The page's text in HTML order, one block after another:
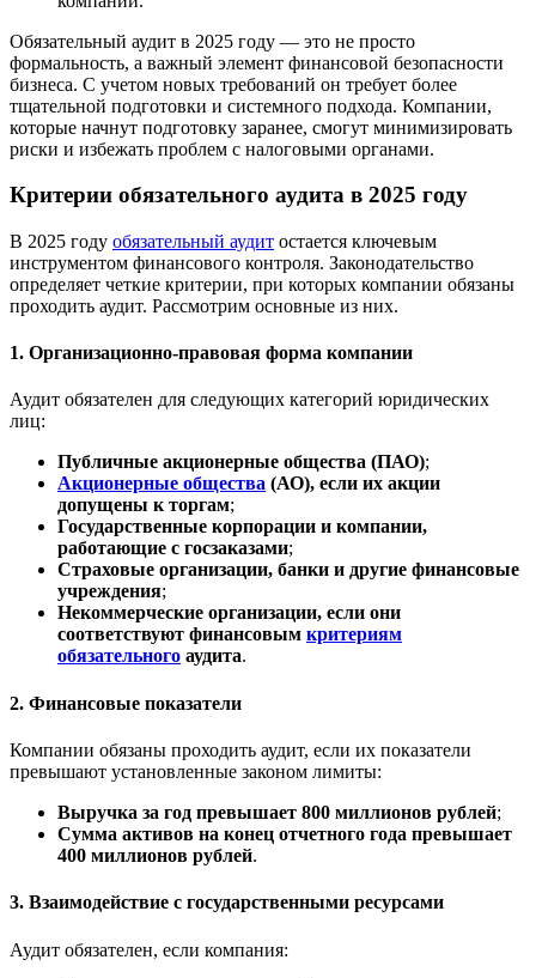
Обязательный аудит в 2025 году — это не просто
формальность, а важный элемент финансовой безопасности
бизнеса. С учетом новых требований он требует более
тщательной подготовки и системного подхода. Компании,
которые начнут подготовку заранее, смогут минимизировать
риски и избежать проблем с налоговыми органами.
Критерии обязательного аудита в 2025 году
В 2025 году обязательный аудит остается ключевым
инструментом финансового контроля. Законодательство
определяет четкие критерии, при которых компании обязаны
проходить аудит. Рассмотрим основные из них.
1. Организационно-правовая форма компании
Аудит обязателен для следующих категорий юридических
лиц:
Публичные акционерные общества (ПАО);
Акционерные общества (АО), если их акции
допущены к торгам;
Государственные корпорации и компании,
работающие с госзаказами;
Страховые организации, банки и другие финансовые
учреждения;
Некоммерческие организации, если они
соответствуют финансовым критериям
обязательного аудита.
2. Финансовые показатели
Компании обязаны проходить аудит, если их показатели
превышают установленные законом лимиты:
Выручка за год превышает 800 миллионов рублей;
Сумма активов на конец отчетного года превышает
400 миллионов рублей.
3. Взаимодействие с государственными ресурсами
Аудит обязателен, если компания: